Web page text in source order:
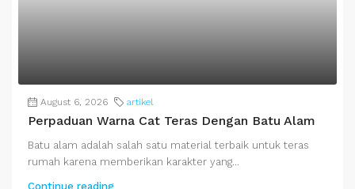
August 6, 2026 artikel
Perpaduan Warna Cat Teras Dengan Batu Alam
Batu alam adalah salah satu material terbaik untuk teras
rumah karena memberikan karakter yang...
Continue reading